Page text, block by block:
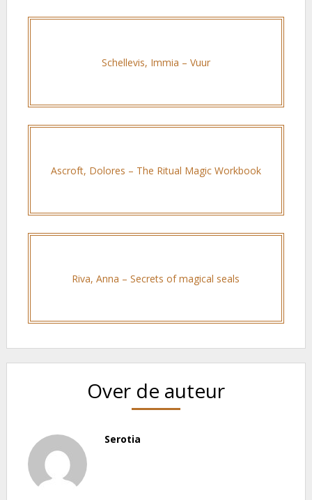
Schellevis, Immia – Vuur
Ascroft, Dolores – The Ritual Magic Workbook
Riva, Anna – Secrets of magical seals
Over de auteur
Serotia